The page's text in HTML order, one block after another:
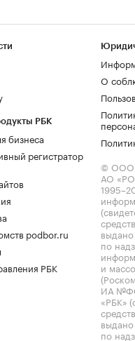
РБК
бизнеса
регистратор
podbor.ru
РБК
О
© ООО
АО
по
и
ИА
«РБК»
по